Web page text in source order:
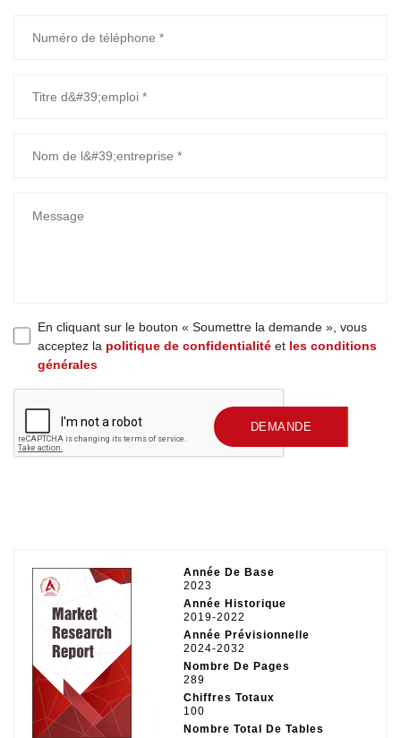
En cliquant sur le bouton « Soumettre la demande », vous
acceptez la politique de confidentialité et les conditions
générales
SOUMETTRE UNE DEMANDE
Année De Base
2023
Année Historique
2019-2022
Année Prévisionnelle
2024-2032
Nombre De Pages
289
Chiffres Totaux
100
Nombre Total De Tables